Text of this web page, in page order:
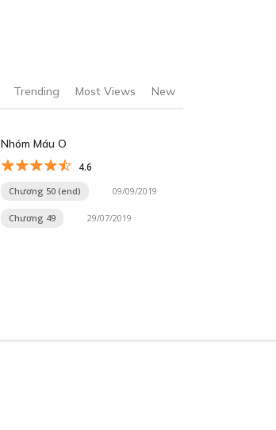
Trending Most Views New
Nhóm Máu O
4.6
Chương 50 (end) 09/09/2019
Chương 49 29/07/2019